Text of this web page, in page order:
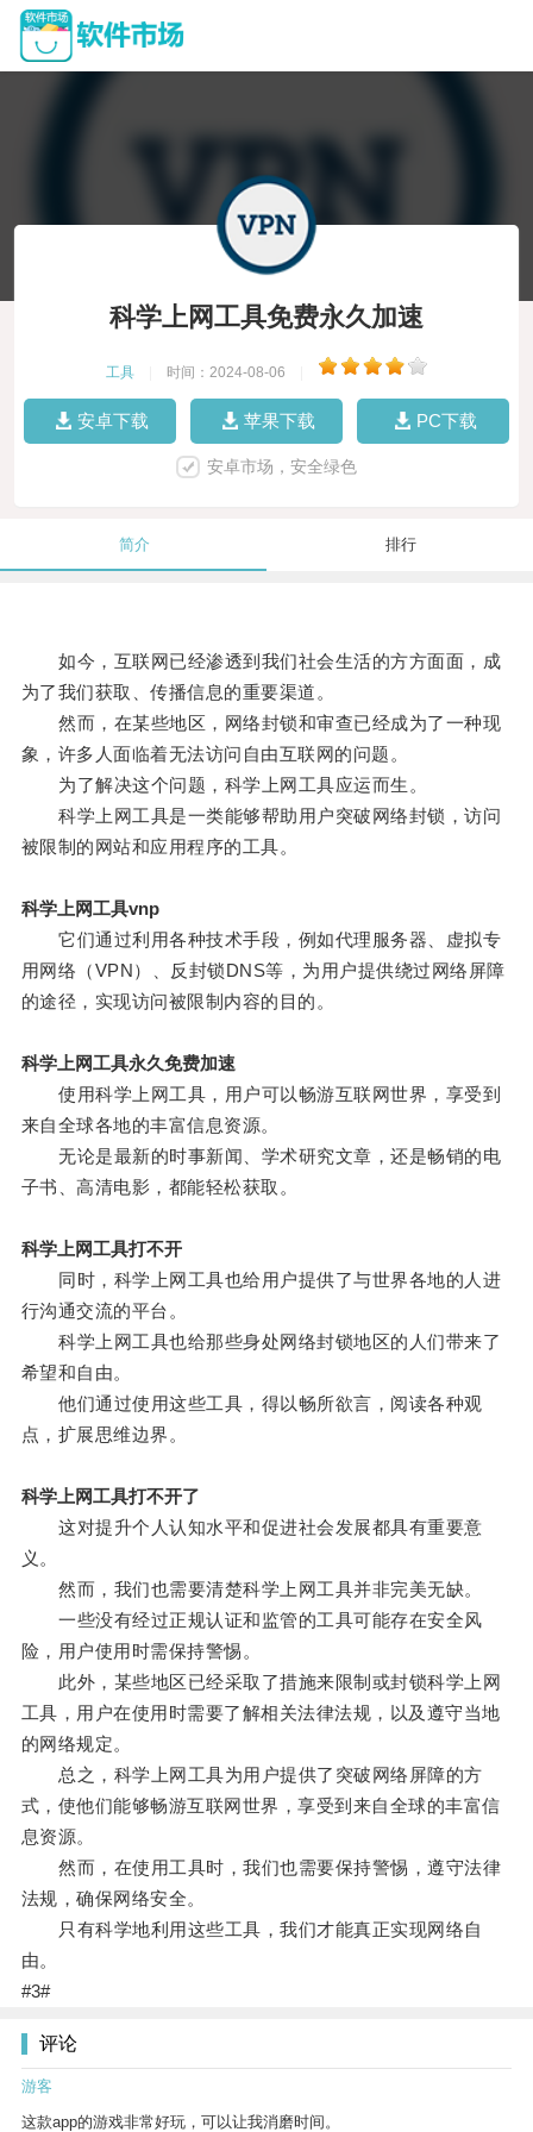
科学上网工具免费永久加速
工具 时间：2024-08-06
安卓下载 苹果下载 PC下载
安卓市场，安全绿色
简介 排行
如今，互联网已经渗透到我们社会生活的方方面面，成
为了我们获取、传播信息的重要渠道。
然而，在某些地区，网络封锁和审查已经成为了一种现
象，许多人面临着无法访问自由互联网的问题。
为了解决这个问题，科学上网工具应运而生。
科学上网工具是一类能够帮助用户突破网络封锁，访问
被限制的网站和应用程序的工具。
科学上网工具vnp
它们通过利用各种技术手段，例如代理服务器、虚拟专
用网络（VPN）、反封锁DNS等，为用户提供绕过网络屏障
的途径，实现访问被限制内容的目的。
科学上网工具永久免费加速
使用科学上网工具，用户可以畅游互联网世界，享受到
来自全球各地的丰富信息资源。
无论是最新的时事新闻、学术研究文章，还是畅销的电
子书、高清电影，都能轻松获取。
科学上网工具打不开
同时，科学上网工具也给用户提供了与世界各地的人进
行沟通交流的平台。
科学上网工具也给那些身处网络封锁地区的人们带来了
希望和自由。
他们通过使用这些工具，得以畅所欲言，阅读各种观
点，扩展思维边界。
科学上网工具打不开了
这对提升个人认知水平和促进社会发展都具有重要意
义。
然而，我们也需要清楚科学上网工具并非完美无缺。
一些没有经过正规认证和监管的工具可能存在安全风
险，用户使用时需保持警惕。
此外，某些地区已经采取了措施来限制或封锁科学上网
工具，用户在使用时需要了解相关法律法规，以及遵守当地
的网络规定。
总之，科学上网工具为用户提供了突破网络屏障的方
式，使他们能够畅游互联网世界，享受到来自全球的丰富信
息资源。
然而，在使用工具时，我们也需要保持警惕，遵守法律
法规，确保网络安全。
只有科学地利用这些工具，我们才能真正实现网络自
由。
#3#
评论
游客
这款app的游戏非常好玩，可以让我消磨时间。